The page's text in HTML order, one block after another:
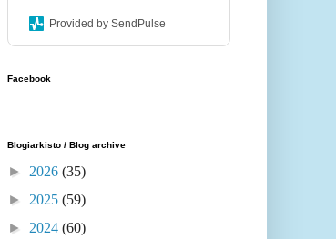
Provided by SendPulse
Facebook
Blogiarkisto / Blog archive
► 2026 (35)
► 2025 (59)
► 2024 (60)